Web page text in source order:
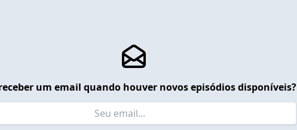
um email quando houver novos episódios disponíveis?